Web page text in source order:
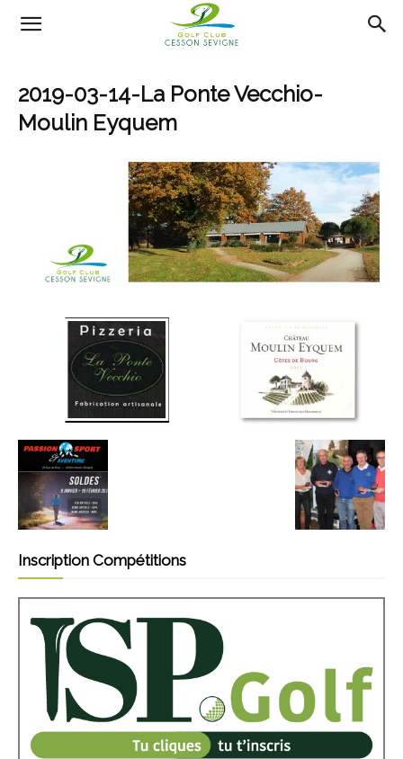
Golf2019-03-14-La Ponte Vecchio-
Moulin Eyquem
Inscription Compétitions